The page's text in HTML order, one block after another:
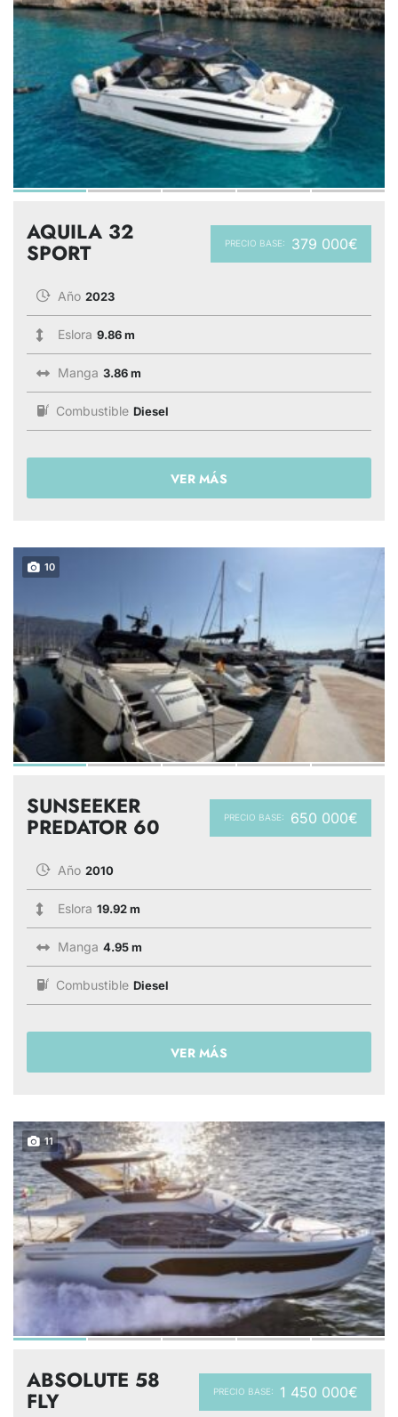
PRECIO BASE: 379 000€
AQUILA 32
SPORT
Año 2023
Eslora 9.86 m
Manga 3.86 m
Combustible Diesel
VER MÁS
10
PRECIO BASE: 650 000€
SUNSEEKER
PREDATOR 60
Año 2010
Eslora 19.92 m
Manga 4.95 m
Combustible Diesel
VER MÁS
11
PRECIO BASE: 1 450 000€
ABSOLUTE 58
FLY